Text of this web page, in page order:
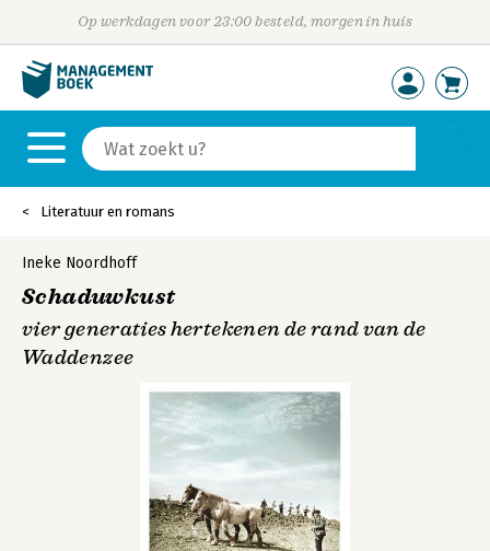
Op werkdagen voor 23:00 besteld, morgen in huis
Literatuur en romans
Ineke Noordhoff
Schaduwkust
vier generaties hertekenen de rand van de
Waddenzee